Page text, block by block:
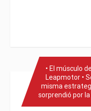
• El músculo
Leapmotor •
misma
sorprendió por